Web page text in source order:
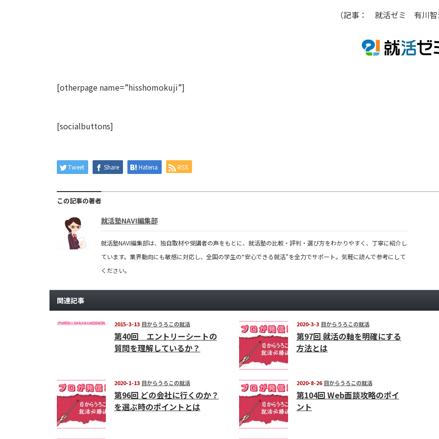
（記事： 就活ゼミ 有川智
[otherpage name=”hisshomokuji”]
[socialbuttons]
Tweet Share Hatena RSS
この記事の著者
就活塾NAVI編集部
就活塾NAVI編集部は、独自取材や受講者の声をもとに、就活塾の比較・評判・選び方をわかりやすく、丁寧に紹介し
ています。業界動向にも敏感に対応し、全国の学生の“安心できる就活”を全力でサポート。気軽に読んで参考にして
ください。
関連記事
2015-3-13 目からうろこの就活
第40回 エントリーシートの
質問を理解しているか？
2020-3-3 目からうろこの就活
第97回 就活の軸を明確にする
方法とは
2020-1-13 目からうろこの就活
第96回 どの会社に行くのか？
を選ぶ時のポイントとは
2020-8-26 目からうろこの就活
第104回 Web面談攻略のポイ
ント